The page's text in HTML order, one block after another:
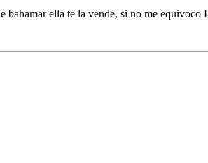
bahamar ella te la vende, si no me equivoco